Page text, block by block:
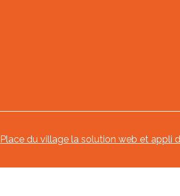
Place du village la solution web et appli